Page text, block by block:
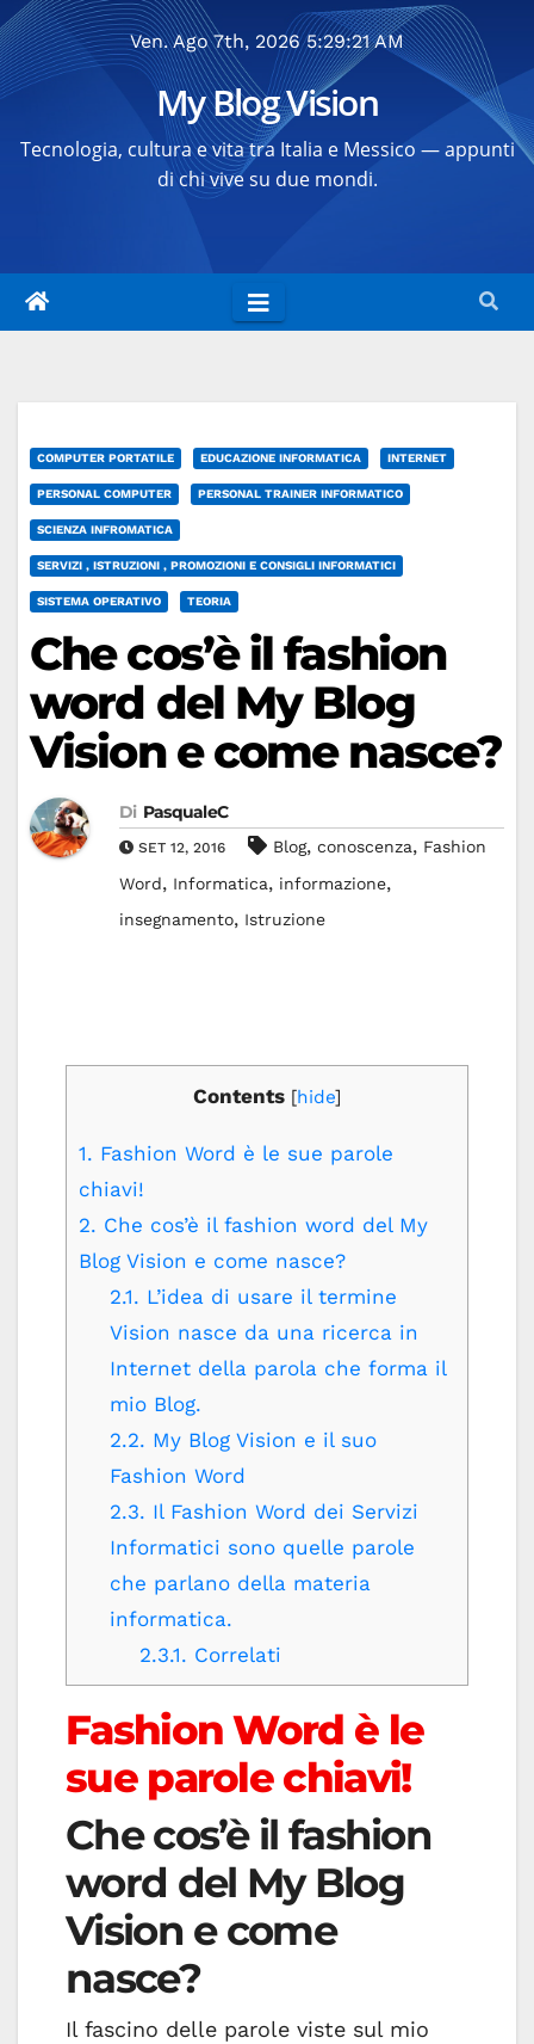
Salta
al
contenuto
Ven. Ago 7th, 20265:29:22 AM
My Blog Vision
Tecnologia, cultura e vita tra Italia e Messico — appunti
di chi vive su due mondi.
COMPUTER PORTATILE EDUCAZIONE INFORMATICA INTERNET
PERSONAL COMPUTER PERSONAL TRAINER INFORMATICO
SCIENZA INFROMATICA
SERVIZI , ISTRUZIONI , PROMOZIONI E CONSIGLI INFORMATICI
SISTEMA OPERATIVO TEORIA
Che cos’è il fashion
word del My Blog
Vision e come nasce?
Di PasqualeC
SET 12, 2016 Blog, conoscenza, Fashion
Word, Informatica, informazione,
insegnamento, Istruzione
Contents [hide]
1. Fashion Word è le sue parole
chiavi!
2. Che cos’è il fashion word del My
Blog Vision e come nasce?
2.1. L’idea di usare il termine
Vision nasce da una ricerca in
Internet della parola che forma il
mio Blog.
2.2. My Blog Vision e il suo
Fashion Word
2.3. Il Fashion Word dei Servizi
Informatici sono quelle parole
che parlano della materia
informatica.
2.3.1. Correlati
Fashion Word è le
sue parole chiavi!
Che cos’è il fashion
word del My Blog
Vision e come
nasce?
Il fascino delle parole viste sul mio